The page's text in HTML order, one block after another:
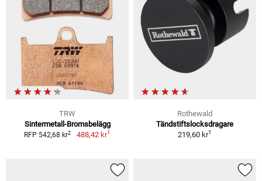
TRW
Sintermetall-Bromsbelägg
RFP 542,68 kr2 488,42 kr1
Rothewald
Tändstiftslocksdragare
219,60 kr1